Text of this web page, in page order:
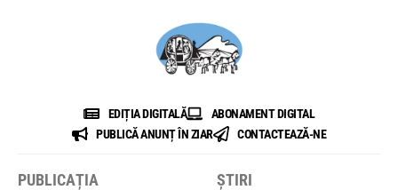
EDIȚIA DIGITALĂ
ABONAMENT DIGITAL
PUBLICĂ ANUNȚ ÎN ZIAR
CONTACTEAZĂ-NE
PUBLICAȚIA ȘTIRI